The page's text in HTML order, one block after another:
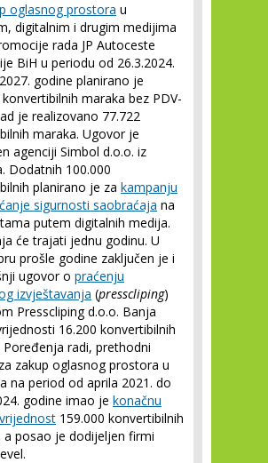
oglasnog prostora u
digitalnim i drugim medijima
rada JP Autoceste
BiH u periodu od 26.3.2024.
godine planirano je
konvertibilnih maraka bez PDV-
je realizovano 77.722
maraka. Ugovor je
agenciji Simbol d.o.o. iz
Dodatnih 100.000
planirano je za kampanju
sigurnosti saobraćaja na
putem digitalnih medija.
će trajati jednu godinu. U
prošle godine zaključen je i
ugovor o praćenju
izvještavanja (presscliping)
Presscliping d.o.o. Banja
16.200 konvertibilnih
Poređenja radi, prethodni
zakup oglasnog prostora u
na period od aprila 2021. do
godine imao je konačnu
159.000 konvertibilnih
a posao je dodijeljen firmi